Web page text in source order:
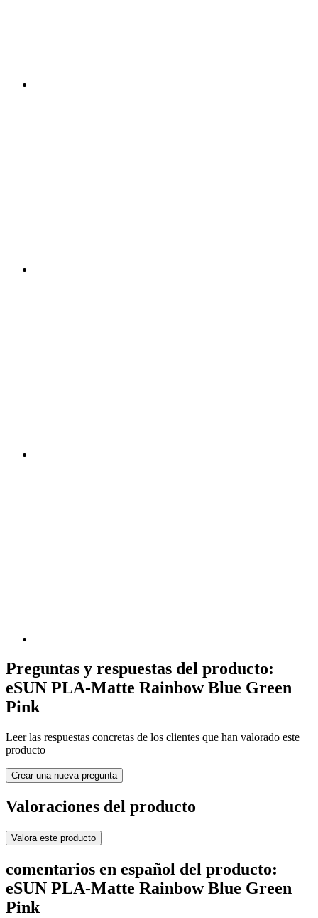
Preguntas y respuestas del producto:
eSUN PLA-Matte Rainbow Blue Green
Pink
Leer las respuestas concretas de los clientes que han valorado este
producto
Crear una nueva pregunta
Valoraciones del producto
Valora este producto
comentarios en español del producto:
eSUN PLA-Matte Rainbow Blue Green
Pink